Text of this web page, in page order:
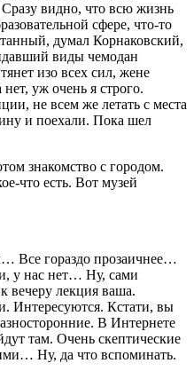
видно, что всю жизнь
сфере, что-то
думал Корнаковский,
виды чемодан
изо всех сил, жене
уж очень я строго.
не всем же летать с места
и поехали. Пока шел
знакомство с городом.
что есть. Вот музей
Все гораздо прозаичнее…
у нас нет… Ну, сами
вечеру лекция ваша.
Интересуются. Кстати, вы
В Интернете
там. Очень скептические
Ну, да что вспоминать.